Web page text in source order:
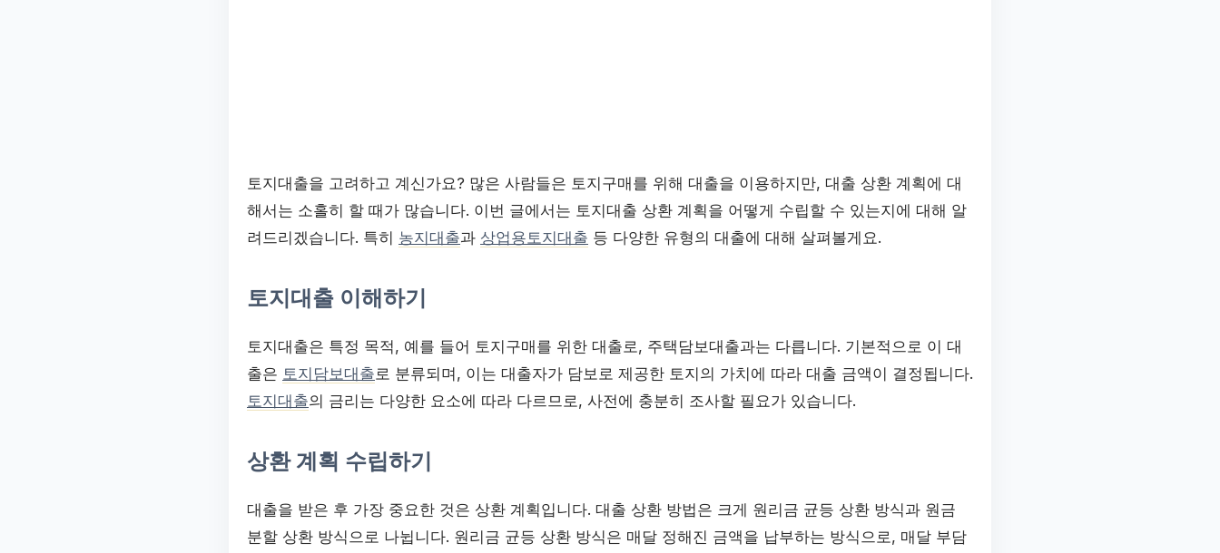
토지대출을 고려하고 계신가요? 많은 사람들은 토지구매를 위해 대출을 이용하지만, 대출 상환 계획에 대
해서는 소홀히 할 때가 많습니다. 이번 글에서는 토지대출 상환 계획을 어떻게 수립할 수 있는지에 대해 알
려드리겠습니다. 특히 농지대출과 상업용토지대출 등 다양한 유형의 대출에 대해 살펴볼게요.
토지대출 이해하기
토지대출은 특정 목적, 예를 들어 토지구매를 위한 대출로, 주택담보대출과는 다릅니다. 기본적으로 이 대
출은 토지담보대출 로 분류되며, 이는 대출자가 담보로 제공한 토지의 가치에 따라 대출 금액이 결정됩니다.
토지대출의 금리는 다양한 요소에 따라 다르므로, 사전에 충분히 조사할 필요가 있습니다.
상환 계획 수립하기
대출을 받은 후 가장 중요한 것은 상환 계획입니다. 대출 상환 방법은 크게 원리금 균등 상환 방식과 원금
분할 상환 방식으로 나뉩니다. 원리금 균등 상환 방식은 매달 정해진 금액을 납부하는 방식으로, 매달 부담